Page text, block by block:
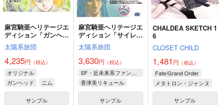
8月3日掲載 8月3日掲載
8月2日掲載 8月2日掲載
麻宮騎亜ヘリテージエ
ディション「ガンヘッ
ド」上巻
太陽系旅団
4,235円 （税込）
オリジナル
ガンヘッド
ニム
ブルックリン
サンプル
麻宮騎亜ヘリテージエ
ディション「サイレン
トメビウス」03 キデ
ィ編
太陽系旅団
3,630円 （税込）
SF・近未来系ファンタジー
香津美リキュール
キディ
サンプル
CHALDEA SKETCH 1
6
CLOSET CHILD
1,481 円 （税込）
Fate/Grand Order
メタトロン・ジャンヌ
リリス
サンプル